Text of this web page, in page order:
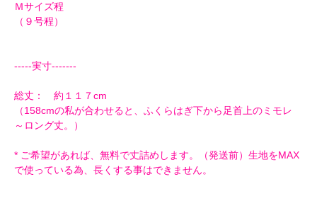
Ｍサイズ程
（９号程）
-----実寸-------
総丈： 約１１７cm
（158cmの私が合わせると、ふくらはぎ下から足首上のミモレ
～ロング丈。）
* ご希望があれば、無料で丈詰めします。（発送前）生地をMAX
で使っている為、長くする事はできません。